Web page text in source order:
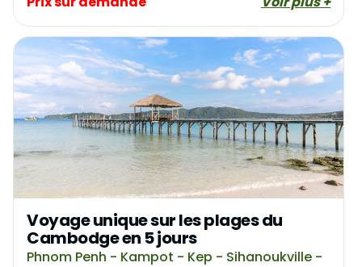
Voyage unique sur les plages du
Cambodge en 5 jours
Phnom Penh - Kampot - Kep - Sihanoukville -